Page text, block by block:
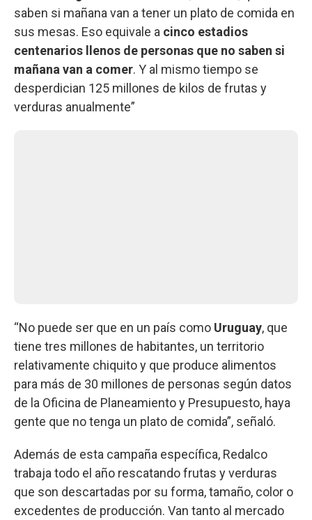
saben si mañana van a tener un plato de comida en
sus mesas. Eso equivale a cinco estadios
centenarios llenos de personas que no saben si
mañana van a comer. Y al mismo tiempo se
desperdician 125 millones de kilos de frutas y
verduras anualmente”
“No puede ser que en un país como Uruguay, que
tiene tres millones de habitantes, un territorio
relativamente chiquito y que produce alimentos
para más de 30 millones de personas según datos
de la Oficina de Planeamiento y Presupuesto, haya
gente que no tenga un plato de comida”, señaló.
Además de esta campaña específica, Redalco
trabaja todo el año rescatando frutas y verduras
que son descartadas por su forma, tamaño, color o
excedentes de producción. Van tanto al mercado